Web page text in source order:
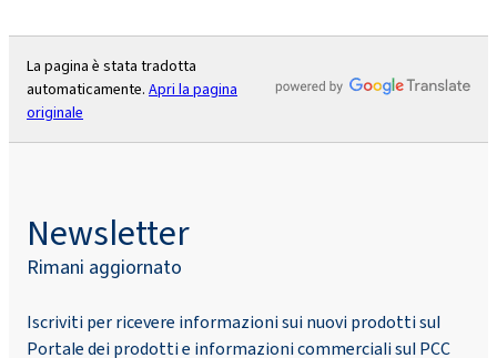
La pagina è stata tradotta
automaticamente. Apri la pagina
originale
Newsletter
Rimani aggiornato
Iscriviti per ricevere informazioni sui nuovi prodotti sul
Portale dei prodotti e informazioni commerciali sul PCC